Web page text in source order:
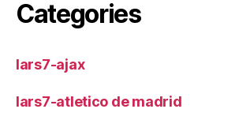
Categories
lars7-ajax
lars7-atletico de madrid